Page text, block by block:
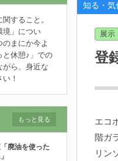
知る・気
展示
登
エコ
階ガ
リン
すること。
境」につい
まにか今よ
と休憩♪」での
がら、身近な
！
廃油を使った
もっと見る